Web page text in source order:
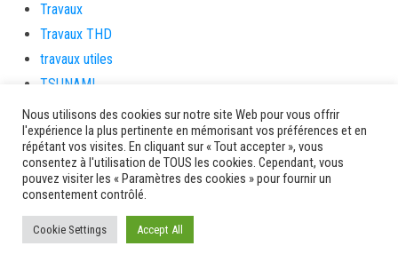
Travaux
Travaux THD
travaux utiles
TSUNAMI
TZCLD
uncategorized
Venir en Martinique
Video
Vie Municipale
Nous utilisons des cookies sur notre site Web pour vous offrir
l'expérience la plus pertinente en mémorisant vos préférences et en
répétant vos visites. En cliquant sur « Tout accepter », vous
consentez à l'utilisation de TOUS les cookies. Cependant, vous
pouvez visiter les « Paramètres des cookies » pour fournir un
consentement contrôlé.
Cookie Settings Accept All